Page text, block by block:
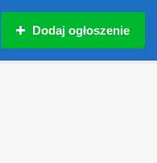
Dodaj ogłoszenie